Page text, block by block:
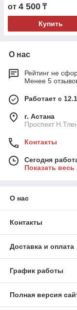
от 4 500 ₸
Купить
О нас
Рейтинг не
Менее 5
Работает с
г. Астана
Проспект
Контакты
Сегодня
Показать
О нас
Контакты
Доставка и оплата
График работы
Полная версия